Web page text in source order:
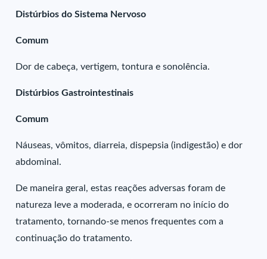
Distúrbios do Sistema Nervoso
Comum
Dor de cabeça, vertigem, tontura e sonolência.
Distúrbios Gastrointestinais
Comum
Náuseas, vômitos, diarreia, dispepsia (indigestão) e dor
abdominal.
De maneira geral, estas reações adversas foram de
natureza leve a moderada, e ocorreram no início do
tratamento, tornando-se menos frequentes com a
continuação do tratamento.